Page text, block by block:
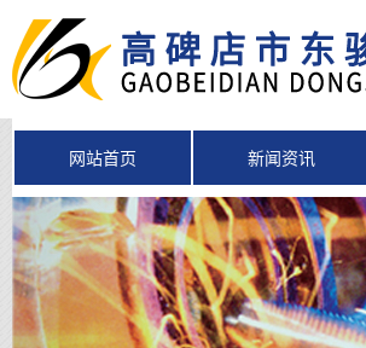
网站首页 新闻资讯